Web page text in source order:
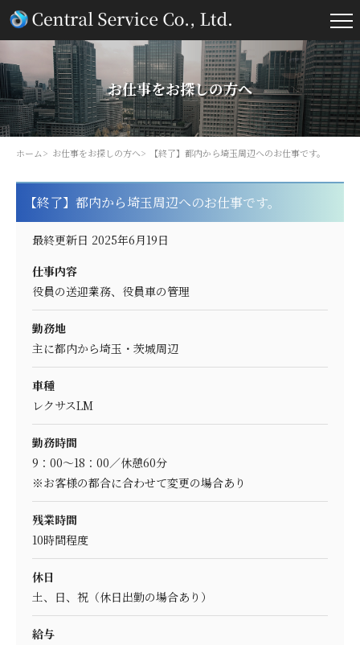
お仕事をお探しの方へ
ホーム お仕事をお探しの方へ 【終了】都内から埼玉周辺へのお仕事です。
【終了】都内から埼玉周辺へのお仕事です。
最終更新日 2025年6月19日
仕事内容
役員の送迎業務、役員車の管理
勤務地
主に都内から埼玉・茨城周辺
車種
レクサスLM
勤務時間
9：00～18：00／休憩60分
※お客様の都合に合わせて変更の場合あり
残業時間
10時間程度
休日
土、日、祝（休日出勤の場合あり）
給与